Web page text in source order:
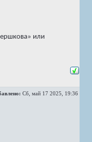
или
Сб, май 17 2025, 19:36